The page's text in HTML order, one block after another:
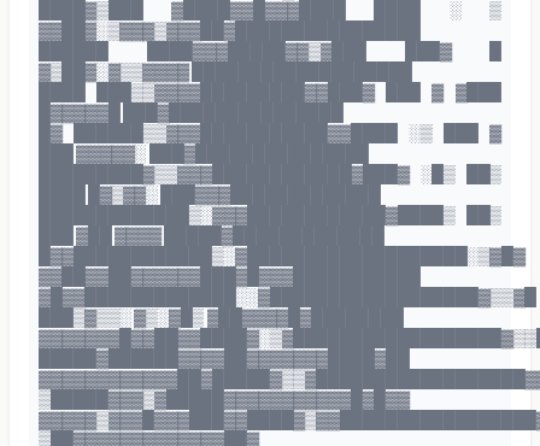
████▓▒███ ▓████▓▓█▓▓▓████ ████ ░ ▒
▓▓██▓░▒▓▓▓▒▓▓▓██▓████████████████
██████ ████▓▓▓█████▓▓▒▓███ ███▓ █
▓▒██▓░▓▒▒▓▓▓▓ ███████████████████
████ ███▒▒▓▓▓▓█████████▓▓███▓ ███ ▓ ▓███
█▓▓▓▓▓█ ███▓███████████████
█▓ ██████▒▒▓▓▓███████████▓▓████ ░▒ ███ ▓
███ ▓▓▓▓▓░ ███▓███████████████
█████████▓▒▒▓▓▓████████████▓███▓ ░█▒ ██▒
████ █▓▒▓▓░ ███▓▓▓█████████████
█████████████▒░▓▓▓████████████▓████▒ ██▒
███ ▓██ ▓▓▓▓ █████▓█████████████
█▓▓████████████▒░▓███████████████████░▒▓█▓
▓▓██▓▓██▓▓▓▓▓▓███▓█▓▓▓███████████
▓█▓▓█████████████░░▓██████████████████▓▒▒▓█
███▒▓▒▒░ ▓▒░▓█▒ ▓██▓▓▓▓█▓████████
█████▓██████▓▓▓▓██▓▓▓▓▓▓▓████▓██
▒█████▓▓▓▒▓█████▓▓▓▓▓▓▓▓▓▓▓█▓█▓▓
▒██▓▓▓▓▓▓▓▓▓▓▓▓▓██▓